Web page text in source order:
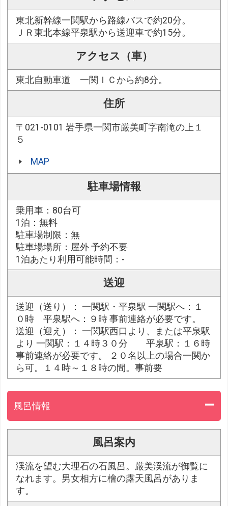
東北新幹線一関駅から路線バスで約20分。
ＪＲ東北本線平泉駅から送迎車で約15分。
アクセス（車）
東北自動車道 一関ＩＣから約8分。
住所
〒021-0101 岩手県一関市厳美町字南滝の上１
５
MAP
駐車場情報
乗用車：80台可
1泊：無料
駐車場制限：無
駐車場場所：屋外 予約不要
1泊あたり利用可能時間：-
送迎
送迎（送り）： 一関駅・平泉駅 一関駅へ：１
０時 平泉駅へ：９時 事前連絡が必要です。
送迎（迎え）： 一関駅西口より、または平泉駅
より 一関駅：１４時３０分 平泉駅：１６時
事前連絡が必要です。 ２０名以上の場合一関か
ら可。１４時～１８時の間。事前要
風呂情報
風呂案内
渓流を望む大理石の石風呂。厳美渓流が御覧に
なれます。男女相方に檜の露天風呂がありま
す。